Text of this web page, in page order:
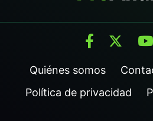
Quiénes somos
Política de privacidad